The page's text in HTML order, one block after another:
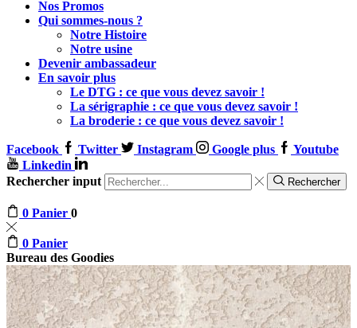
Nos Promos
Qui sommes-nous ?
Notre Histoire
Notre usine
Devenir ambassadeur
En savoir plus
Le DTG : ce que vous devez savoir !
La sérigraphie : ce que vous devez savoir !
La broderie : ce que vous devez savoir !
Facebook Twitter Instagram Google plus
Youtube
Linkedin
Rechercher input
Rechercher
0 Panier 0
0 Panier
Bureau des Goodies